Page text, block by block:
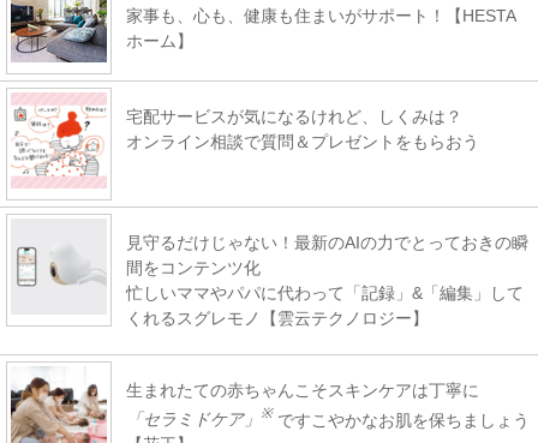
家事も、心も、健康も住まいがサポート！【HESTA
ホーム】
宅配サービスが気になるけれど、しくみは？
オンライン相談で質問＆プレゼントをもらおう
見守るだけじゃない！最新のAIの力でとっておきの瞬
間をコンテンツ化
忙しいママやパパに代わって「記録」&「編集」して
くれるスグレモノ【雲云テクノロジー】
生まれたての赤ちゃんこそスキンケアは丁寧に
「セラミドケア」
※ ですこやかなお肌を保ちましょう